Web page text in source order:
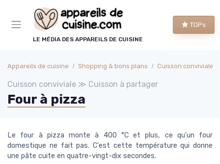
LE MÉDIA DES APPAREILS DE CUISINE
TOPs
Appareils de cuisine Shopping & bons plans Cuisson conviviale
Cuisson conviviale ≫ Cuisson à partager
Four à pizza
Le four à pizza monte à 400 °C et plus, ce qu'un four
domestique ne fait pas. C'est cette température qui donne
une pâte cuite en quatre-vingt-dix secondes.
Panneau de gestion des cookies